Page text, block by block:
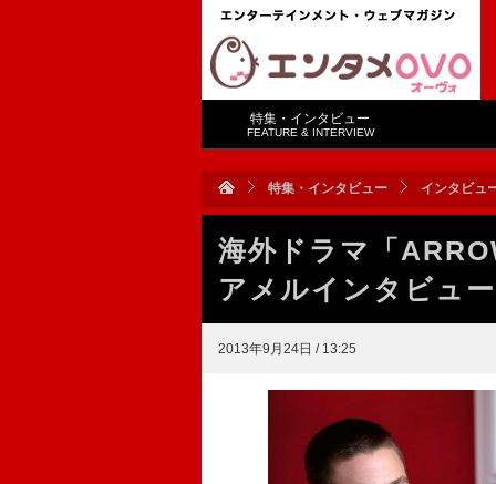
特集・インタビュー
FEATURE & INTERVIEW
特集・インタビュー インタビュ
海外ドラマ「
アメルインタビュー
2013年9月24日 / 13:25